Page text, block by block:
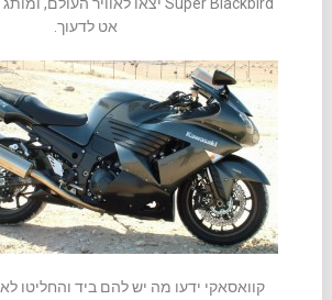
אט לדעוך.
קוואסאקי ידעו מה יש להם ביד והחליטו